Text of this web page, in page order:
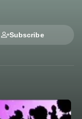
Subscribe